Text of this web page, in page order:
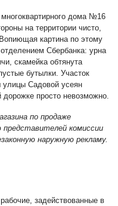
дома №16
на территории чисто,
картина по этому
Сбербанка: урна
скамейка обтянута
бутылки. Участок
улицы Садовой усеян
просто невозможно.
по продаже
комиссии
наружную рекламу.
задействованные в